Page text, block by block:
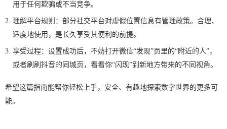
用于任何欺骗或不当竞争。
理解平台规则：部分社交平台对虚假位置信息有管理政策。合理、
适度地使用，是长久享受其便利的前提。
享受过程：设置成功后，不妨打开微信“发现”页里的“附近的人”，
或者刷刷抖音的同城页，看看你“闪现”到新地方带来的不同视角。
希望这篇指南能帮你轻松上手，安全、有趣地探索数字世界的更多可
能。